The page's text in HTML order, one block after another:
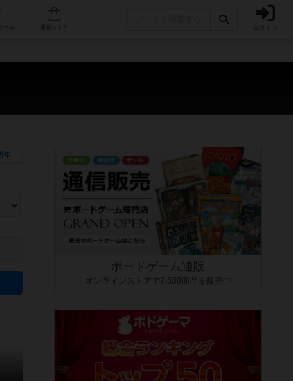
人気ボードゲーム ログイン
年
ニュアルを読む時間や参加者へのルール説明時間は含まれていないため、初めて
、中世ファンタジー・クッキング・海賊同士の対決など、ゲームコンセプトを絞
ゲームに慣れている方向けの絞込機能です。例えば「ダイスロール」はランダ
ボードゲーム通販
オンラインストアで7,500商品を販売中